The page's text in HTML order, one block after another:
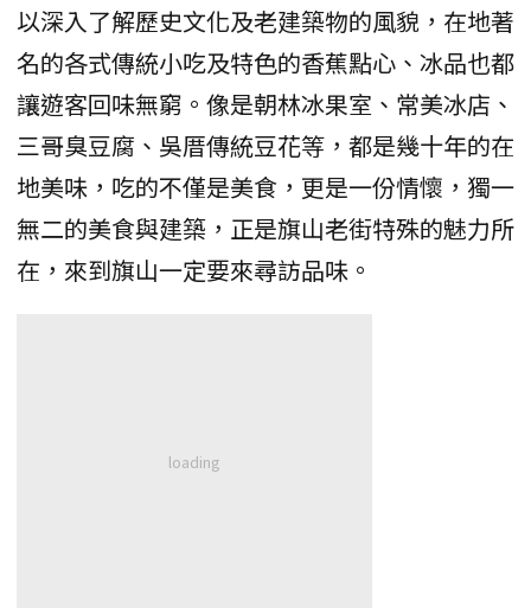
以深入了解歷史文化及老建築物的風貌，在地著
名的各式傳統小吃及特色的香蕉點心、冰品也都
讓遊客回味無窮。像是朝林冰果室、常美冰店、
三哥臭豆腐、吳厝傳統豆花等，都是幾十年的在
地美味，吃的不僅是美食，更是一份情懷，獨一
無二的美食與建築，正是旗山老街特殊的魅力所
在，來到旗山一定要來尋訪品味。